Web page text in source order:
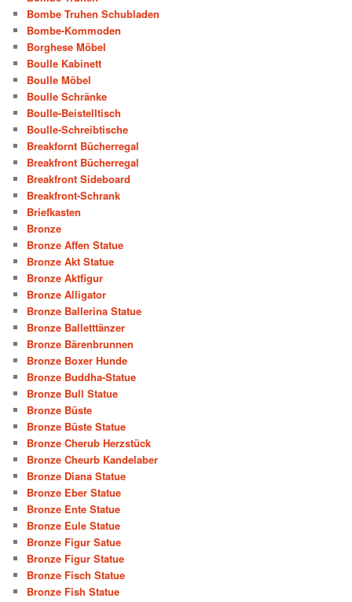
Bombe Truhen Schubladen
Bombe-Kommoden
Borghese Möbel
Boulle Kabinett
Boulle Möbel
Boulle Schränke
Boulle-Beistelltisch
Boulle-Schreibtische
Breakfornt Bücherregal
Breakfront Bücherregal
Breakfront Sideboard
Breakfront-Schrank
Briefkasten
Bronze
Bronze Affen Statue
Bronze Akt Statue
Bronze Aktfigur
Bronze Alligator
Bronze Ballerina Statue
Bronze Balletttänzer
Bronze Bärenbrunnen
Bronze Boxer Hunde
Bronze Buddha-Statue
Bronze Bull Statue
Bronze Büste
Bronze Büste Statue
Bronze Cherub Herzstück
Bronze Cheurb Kandelaber
Bronze Diana Statue
Bronze Eber Statue
Bronze Ente Statue
Bronze Eule Statue
Bronze Figur Satue
Bronze Figur Statue
Bronze Fisch Statue
Bronze Fish Statue